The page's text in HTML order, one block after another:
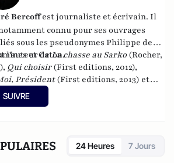
Bercoffest journaliste et écrivain. Il
connu pour ses ouvrages
sous les pseudonymes Philippe de
et Caton.
l'auteur deLa chasse au Sarko(Rocher,
Qui choisir(First editions, 2012),
Président(First editions, 2013) et
Bernard Tapie, Marine Le Pen,
et moi : Chronique d'une implosion
SUIVRE
24 Heures 7 Jours